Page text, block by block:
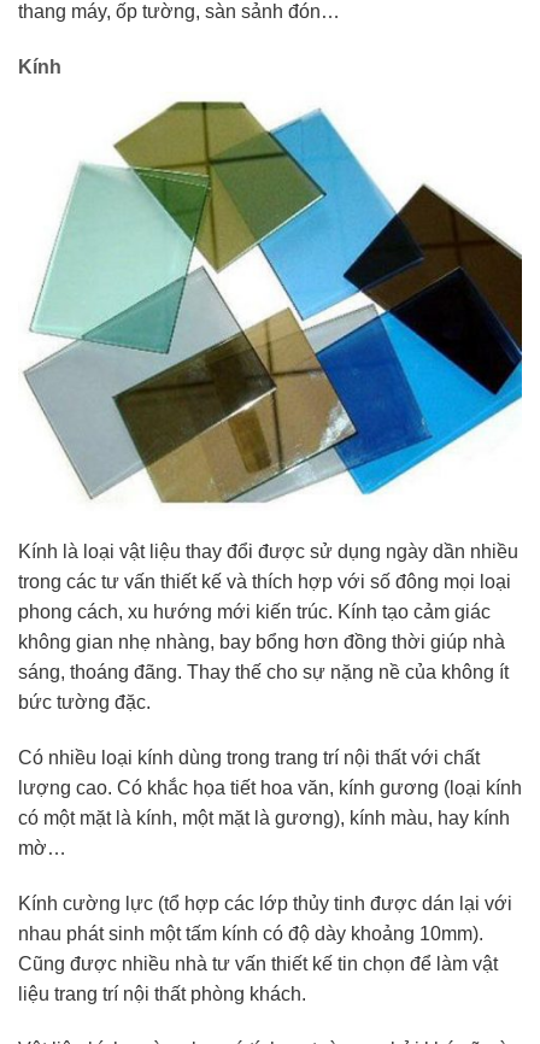
thang máy, ốp tường, sàn sảnh đón…
Kính
Kính là loại vật liệu thay đổi được sử dụng ngày dần nhiều
trong các tư vấn thiết kế và thích hợp với số đông mọi loại
phong cách, xu hướng mới kiến trúc. Kính tạo cảm giác
không gian nhẹ nhàng, bay bổng hơn đồng thời giúp nhà
sáng, thoáng đãng. Thay thế cho sự nặng nề của không ít
bức tường đặc.
Có nhiều loại kính dùng trong trang trí nội thất với chất
lượng cao. Có khắc họa tiết hoa văn, kính gương (loại kính
có một mặt là kính, một mặt là gương), kính màu, hay kính
mờ…
Kính cường lực (tổ hợp các lớp thủy tinh được dán lại với
nhau phát sinh một tấm kính có độ dày khoảng 10mm).
Cũng được nhiều nhà tư vấn thiết kế tin chọn để làm vật
liệu trang trí nội thất phòng khách.